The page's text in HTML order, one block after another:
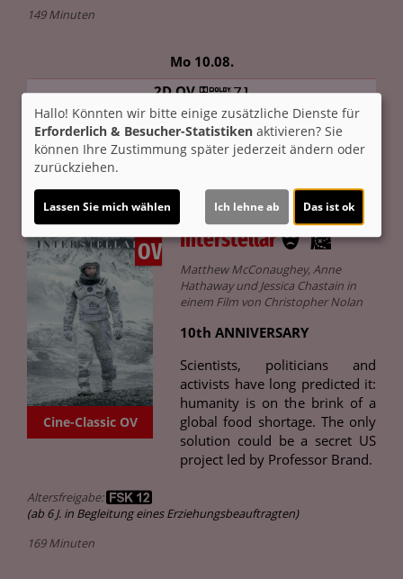
149 Minuten
Mo 10.08.
2D OV
20:15
Für Tickets auf die Uhrzeit klicken.
OV
Cine-Classic OV
Interstellar
Matthew McConaughey, Anne
Hathaway und Jessica Chastain in
einem Film von Christopher Nolan
10th ANNIVERSARY
Scientists, politicians and
activists have long predicted it:
humanity is on the brink of a
global food shortage. The only
solution could be a secret US
project led by Professor Brand.
Altersfreigabe:
(ab 6 J. in Begleitung eines Erziehungsbeauftragten)
169 Minuten
Hallo! Könnten wir bitte einige zusätzliche Dienste für
Erforderlich & Besucher-Statistiken aktivieren? Sie
können Ihre Zustimmung später jederzeit ändern oder
zurückziehen.
Lassen Sie mich wählen Ich lehne ab Das ist ok